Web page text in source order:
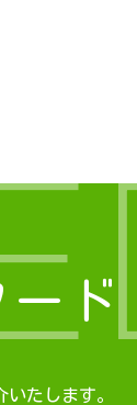
ド
たします。